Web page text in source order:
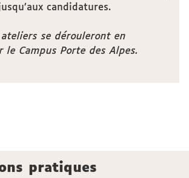
candidatures.
se dérouleront en
le Campus Porte des Alpes.
pratiques